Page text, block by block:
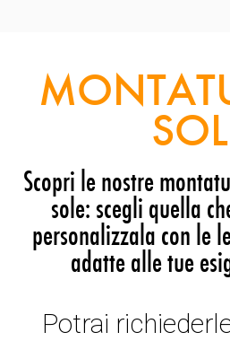
Scopri le nostre
sole: scegli quella
personalizzala con le
adatte alle tue
Potrai